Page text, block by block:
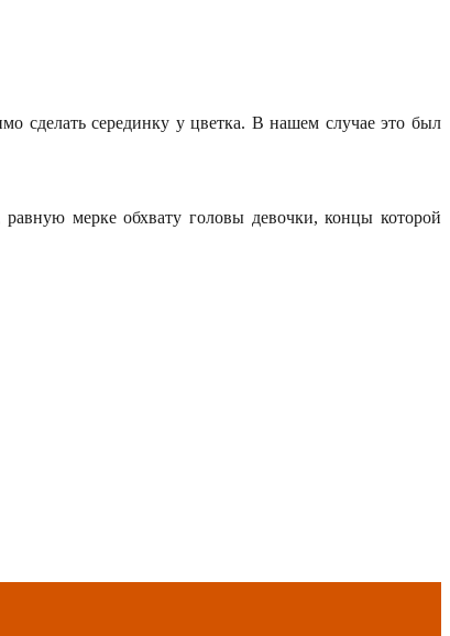
сделать серединку у цветка. В нашем случае это был
мерке обхвату головы девочки, концы которой